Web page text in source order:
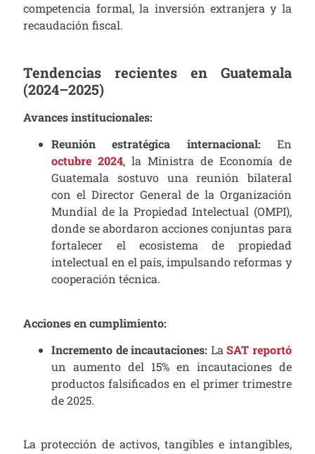
competencia formal, la inversión extranjera y la
recaudación fiscal.
Tendencias recientes en Guatemala
(2024–2025)
Avances institucionales:
Reunión estratégica internacional: En
octubre 2024, la Ministra de Economía de
Guatemala sostuvo una reunión bilateral
con el Director General de la Organización
Mundial de la Propiedad Intelectual (OMPI),
donde se abordaron acciones conjuntas para
fortalecer el ecosistema de propiedad
intelectual en el país, impulsando reformas y
cooperación técnica.
Acciones en cumplimiento:
Incremento de incautaciones: LaSAT reportó
un aumento del 15% en incautaciones de
productos falsificados en el primer trimestre
de 2025.
La protección de activos, tangibles e intangibles,